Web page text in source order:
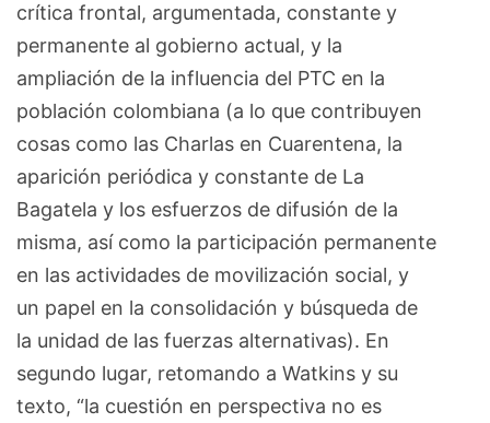
crítica frontal, argumentada, constante y
permanente al gobierno actual, y la
ampliación de la influencia del PTC en la
población colombiana (a lo que contribuyen
cosas como las Charlas en Cuarentena, la
aparición periódica y constante de La
Bagatela y los esfuerzos de difusión de la
misma, así como la participación permanente
en las actividades de movilización social, y
un papel en la consolidación y búsqueda de
la unidad de las fuerzas alternativas). En
segundo lugar, retomando a Watkins y su
texto, “la cuestión en perspectiva no es